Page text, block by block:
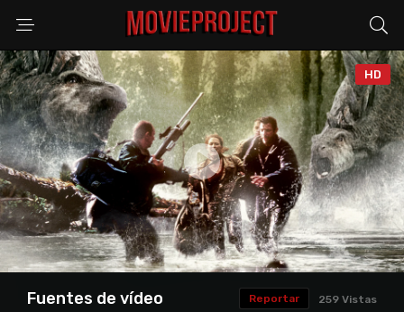
HD
Anuncio
Fuentes de vídeo 259 Vistas
Reportar